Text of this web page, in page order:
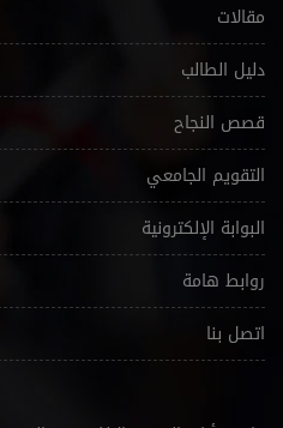
مقالات
دليل الطالب
قصص النجاح
التقويم الجامعي
البوابة الإلكترونية
روابط هامة
اتصل بنا